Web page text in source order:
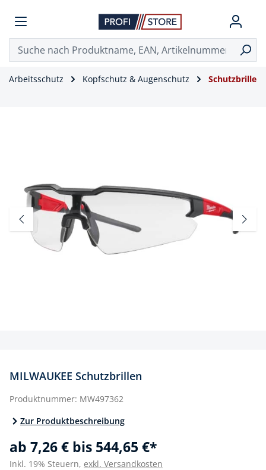
Arbeitsschutz Kopfschutz & Augenschutz Schutzbrille
MILWAUKEE Schutzbrillen
Produktnummer: MW497362
Zur Produktbeschreibung
ab 7,26 € bis 544,65 €*
Inkl. 19% Steuern, exkl. Versandkosten